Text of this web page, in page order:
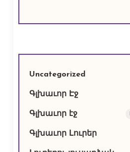
Uncategorized
Գլխաւոր Էջ
Գլխաւոր էջ
Գլխաւոր Լուրեր